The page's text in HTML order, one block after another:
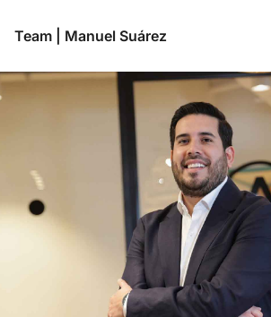
Team Manuel Suárez